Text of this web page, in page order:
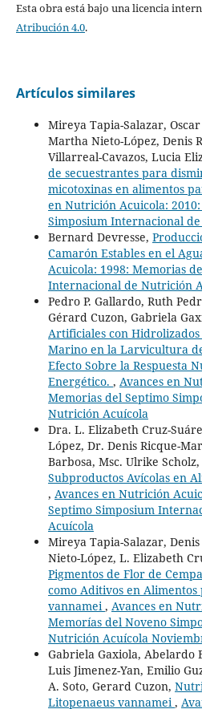
Esta obra está bajo una licencia
Atribución 4.0.
Artículos similares
Mireya Tapia-Salazar,
Martha Nieto-López, Denis
Villarreal-Cavazos, Lucia
de secuestrantes para
micotoxinas en alimentos
en Nutrición Acuicola:
Simposium Internacional
Bernard Devresse,
Camarón Estables en el
Acuicola: 1998: Memorias
Internacional de Nutrición
Pedro P. Gallardo, Ruth
Gérard Cuzon, Gabriela
Artificiales con
Marino en la Larvicultura
Efecto Sobre la Respuesta
Energético. , Avances en
Memorias del Septimo
Nutrición Acuícola
Dra. L. Elizabeth Cruz-
López, Dr. Denis Ricque-
Barbosa, Msc. Ulrike Scholz,
Subproductos Avícolas en
, Avances en Nutrición
Septimo Simposium
Acuícola
Mireya Tapia-Salazar,
Nieto-López, L. Elizabeth
Pigmentos de Flor de
como Aditivos en Alimentos
vannamei, Avances en
Memorías del Noveno
Nutrición Acuícola
Gabriela Gaxiola, Abelardo
Luis Jimenez-Yan, Emilio
A. Soto, Gerard Cuzon,
Litopenaeus vannamei,